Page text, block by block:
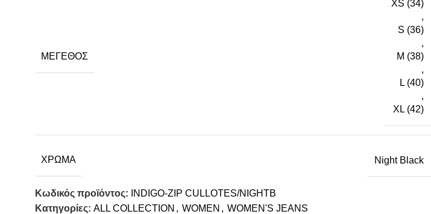
ΜΈΓΕΘΟΣ
XS (34)
,
S (36)
,
M (38)
,
L (40)
,
XL (42)
ΧΡΏΜΑ Night Black
Κωδικός προϊόντος:
INDIGO-ZIP CULLOTES/NIGHTB
Κατηγορίες: ALL COLLECTION , WOMEN , WOMEN'S JEANS